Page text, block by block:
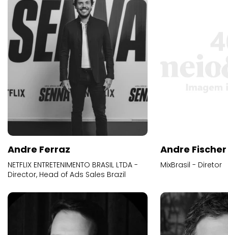
Andre Ferraz
NETFLIX ENTRETENIMENTO BRASIL LTDA -
Director, Head of Ads Sales Brazil
Andre Fischer
MixBrasil - Diretor